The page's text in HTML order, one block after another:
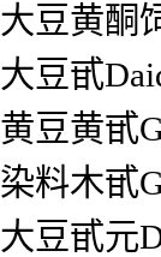
大豆黄酮
大豆甙
黄豆黄甙
染料木甙
大豆甙元